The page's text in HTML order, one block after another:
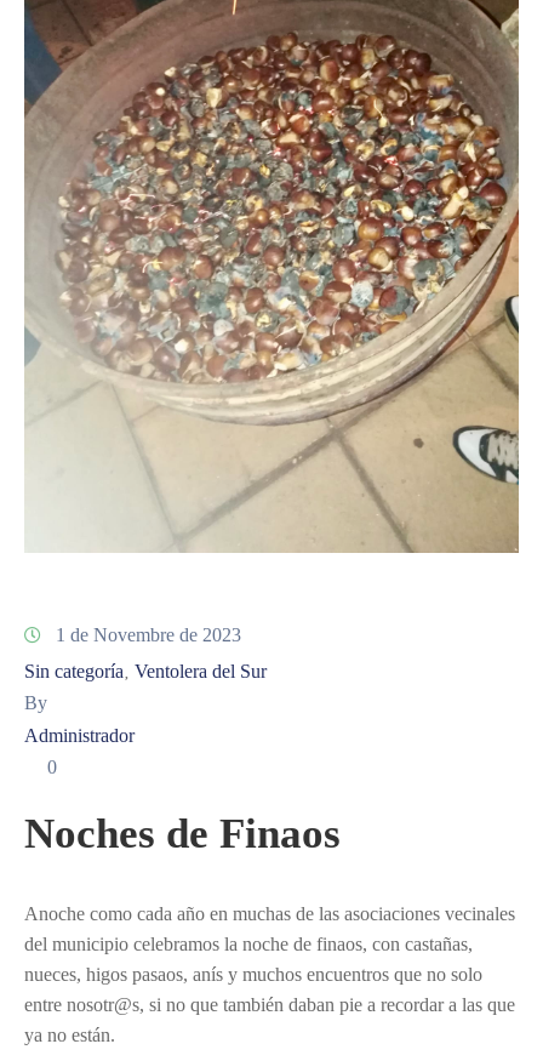
1 de Novembre de 2023
Sin categoría Ventolera del Sur
By
Administrador
0
Noches de Finaos
Anoche como cada año en muchas de las asociaciones vecinales
del municipio celebramos la noche de finaos, con castañas,
nueces, higos pasaos, anís y muchos encuentros que no solo
entre nosotr@s, si no que también daban pie a recordar a las que
ya no están.